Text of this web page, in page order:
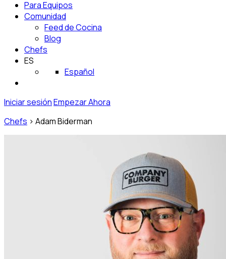
Para Equipos
Comunidad
Feed de Cocina
Blog
Chefs
ES
Español
Iniciar sesiónEmpezar Ahora
Chefs > Adam Biderman